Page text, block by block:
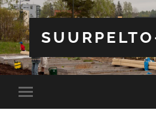
Toggle
mobile